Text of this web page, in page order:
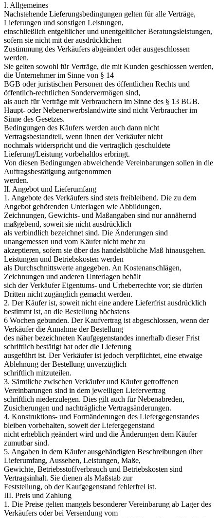
I. Allgemeines
Nachstehende Lieferungsbedingungen gelten für alle Verträge,
Lieferungen und sonstigen Leistungen,
einschließlich entgeltlicher und unentgeltlicher Beratungsleistungen,
sofern sie nicht mit der ausdrücklichen
Zustimmung des Verkäufers abgeändert oder ausgeschlossen
werden.
Sie gelten sowohl für Verträge, die mit Kunden geschlossen werden,
die Unternehmer im Sinne von § 14
BGB oder juristischen Personen des öffentlichen Rechts und
öffentlich-rechtlichen Sondervermögen sind,
als auch für Verträge mit Verbrauchern im Sinne des § 13 BGB.
Haupt- oder Nebenerwerbslandwirte sind nicht Verbraucher im
Sinne des Gesetzes.
Bedingungen des Käufers werden auch dann nicht
Vertragsbestandteil, wenn ihnen der Verkäufer nicht
nochmals widerspricht und die vertraglich geschuldete
Lieferung/Leistung vorbehaltlos erbringt.
Von diesen Bedingungen abweichende Vereinbarungen sollen in die
Auftragsbestätigung aufgenommen
werden.
II. Angebot und Lieferumfang
1. Angebote des Verkäufers sind stets freibleibend. Die zu dem
Angebot gehörenden Unterlagen wie Abbildungen,
Zeichnungen, Gewichts- und Maßangaben sind nur annähernd
maßgebend, soweit sie nicht ausdrücklich
als verbindlich bezeichnet sind. Die Änderungen sind
unangemessen und vom Käufer nicht mehr zu
akzeptieren, sofern sie über das handelsübliche Maß hinausgehen.
Leistungen und Betriebskosten werden
als Durchschnittswerte angegeben. An Kostenanschlägen,
Zeichnungen und anderen Unterlagen behält
sich der Verkäufer Eigentums- und Urheberrechte vor; sie dürfen
Dritten nicht zugänglich gemacht werden.
2. Der Käufer ist, soweit nicht eine andere Lieferfrist ausdrücklich
bestimmt ist, an die Bestellung höchstens
6 Wochen gebunden. Der Kaufvertrag ist abgeschlossen, wenn der
Verkäufer die Annahme der Bestellung
des näher bezeichneten Kaufgegenstandes innerhalb dieser Frist
schriftlich bestätigt hat oder die Lieferung
ausgeführt ist. Der Verkäufer ist jedoch verpflichtet, eine etwaige
Ablehnung der Bestellung unverzüglich
schriftlich mitzuteilen.
3. Sämtliche zwischen Verkäufer und Käufer getroffenen
Vereinbarungen sind in dem jeweiligen Liefervertrag
schriftlich niederzulegen. Dies gilt auch für Nebenabreden,
Zusicherungen und nachträgliche Vertragsänderungen.
4. Konstruktions- und Formänderungen des Liefergegenstandes
bleiben vorbehalten, soweit der Liefergegenstand
nicht erheblich geändert wird und die Änderungen dem Käufer
zumutbar sind.
5. Angaben in dem Käufer ausgehändigten Beschreibungen über
Lieferumfang, Aussehen, Leistungen, Maße,
Gewichte, Betriebsstoffverbrauch und Betriebskosten sind
Vertragsinhalt. Sie dienen als Maßstab zur
Feststellung, ob der Kaufgegenstand fehlerfrei ist.
III. Preis und Zahlung
1. Die Preise gelten mangels besonderer Vereinbarung ab Lager des
Verkäufers oder bei Versendung vom